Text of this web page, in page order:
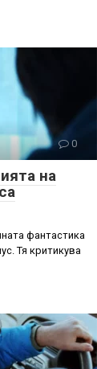
0
на
фантастика
Тя критикува